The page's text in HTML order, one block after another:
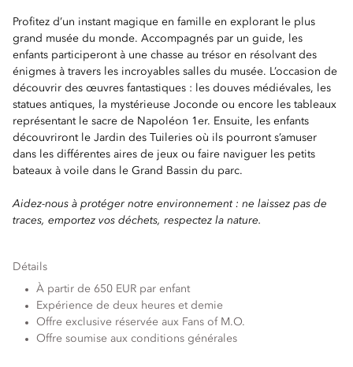
Profitez d’un instant magique en famille en explorant le plus
grand musée du monde. Accompagnés par un guide, les
enfants participeront à une chasse au trésor en résolvant des
énigmes à travers les incroyables salles du musée. L’occasion de
découvrir des œuvres fantastiques : les douves médiévales, les
statues antiques, la mystérieuse Joconde ou encore les tableaux
représentant le sacre de Napoléon 1er. Ensuite, les enfants
découvriront le Jardin des Tuileries où ils pourront s’amuser
dans les différentes aires de jeux ou faire naviguer les petits
bateaux à voile dans le Grand Bassin du parc.
Aidez-nous à protéger notre environnement : ne laissez pas de
traces, emportez vos déchets, respectez la nature.
Détails
À partir de 650 EUR par enfant
Expérience de deux heures et demie
Offre exclusive réservée aux Fans of M.O.
Offre soumise aux conditions générales